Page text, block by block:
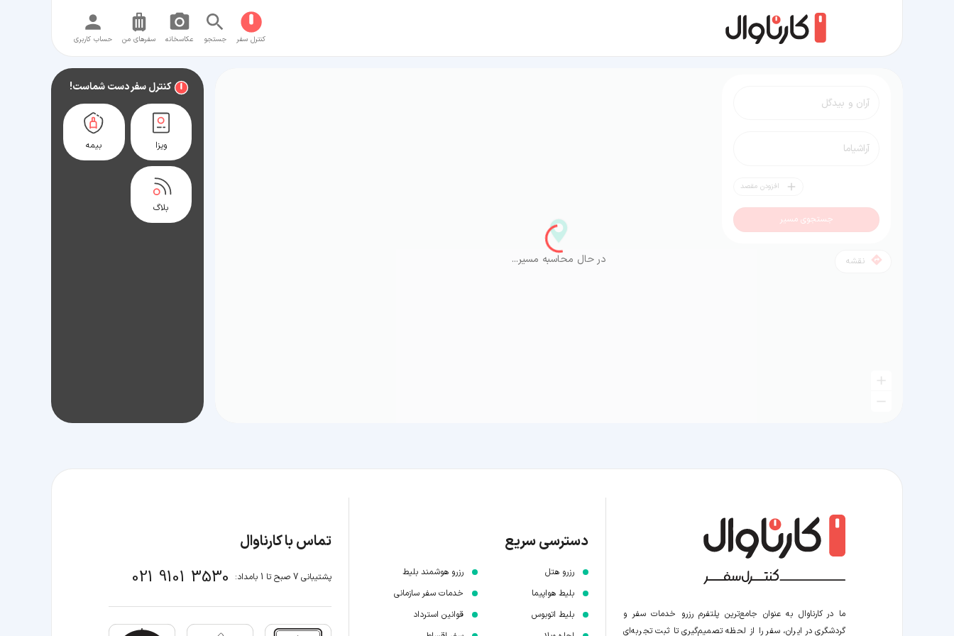
کنترل سفر جستجو عکاسخانه سفر‌های من حساب کاربری
افزودن مقصد
جستجوی مسیر
نقشه در حال محاسبه مسیر...
کنترل سفر دست شماست!
ویزا بیمه
بلاگ
ما در کارناوال به عنوان جامع‌ترین پلتفرم رزرو خدمات سفر و
گردشگری در ایران، سفر را از لحظه‌ تصمیم‌گیری تا ثبت تجربه‌ای
دسترسی سریع
رزرو هتل
بلیط هواپیما
بلیط اتوبوس
رزرو هوشمند بلیط
خدمات سفر سازمانی
قوانین استرداد
تماس با کارناوال
پشتیبانی 7 صبح تا 1 بامداد: 021 9101 3530